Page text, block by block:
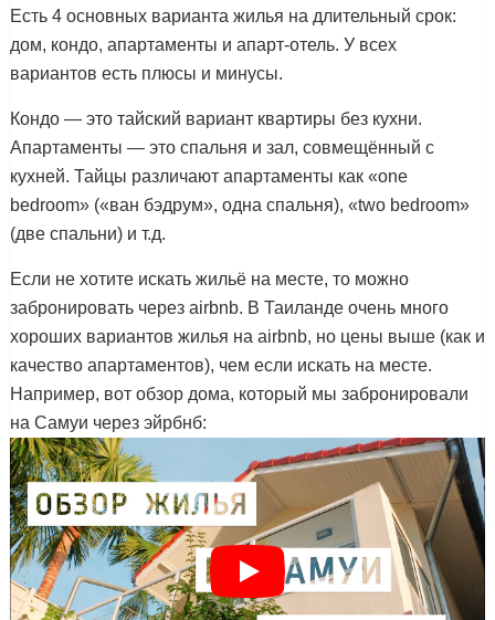
Есть 4 основных варианта жилья на длительный срок:
дом, кондо, апартаменты и апарт-отель. У всех
вариантов есть плюсы и минусы.
Кондо — это тайский вариант квартиры без кухни.
Апартаменты — это спальня и зал, совмещённый с
кухней. Тайцы различают апартаменты как «one
bedroom» («ван бэдрум», одна спальня), «two bedroom»
(две спальни) и т.д.
Если не хотите искать жильё на месте, то можно
забронировать через airbnb. В Таиланде очень много
хороших вариантов жилья на airbnb, но цены выше (как и
качество апартаментов), чем если искать на месте.
Например, вот обзор дома, который мы забронировали
на Самуи через эйрбнб: